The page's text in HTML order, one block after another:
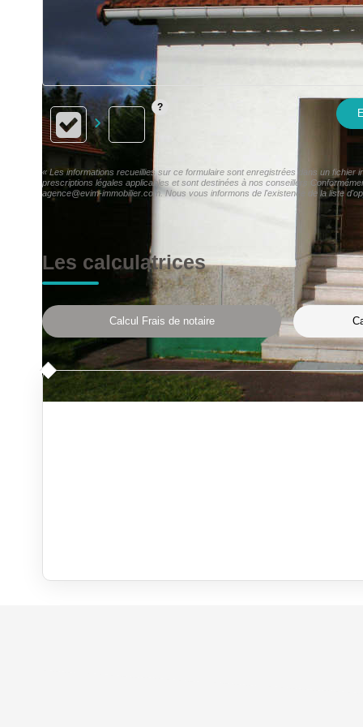
« Les informations recueillies sur ce formulaire sont enregistrées dans un
prescriptions légales applicables et sont destinées à nos conseillers
agence@evim-immobilier.com. Nous vous informons de l'existence de la liste
Les calculatrices
Calcul Frais de notaire